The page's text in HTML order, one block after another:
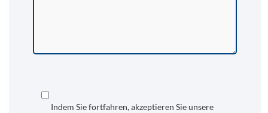
Indem Sie fortfahren, akzeptieren Sie unsere